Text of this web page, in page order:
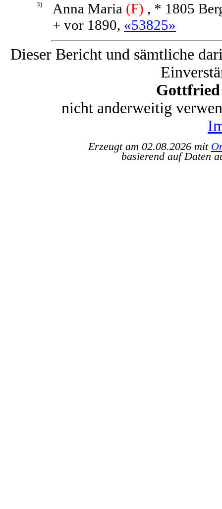
3) Anna Maria (F) , * 1805
+ vor 1890, «53825»
Dieser Bericht und sämtliche
Gottfried
nicht anderweitig
Erzeugt am 02.08.2026 mit
basierend auf Daten